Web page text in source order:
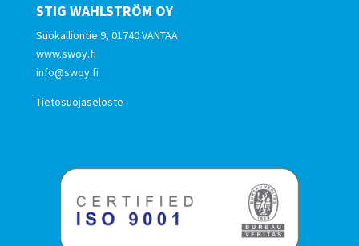
STIG WAHLSTRÖM OY
Suokalliontie 9, 01740 VANTAA
www.swoy.fi
info@swoy.fi
Tietosuojaseloste